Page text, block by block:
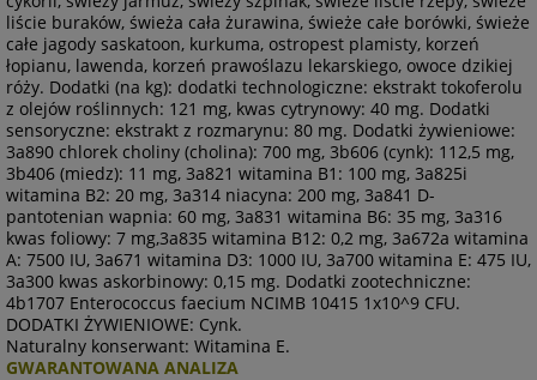
liście buraków, świeża cała żurawina, świeże całe borówki, świeże
całe jagody saskatoon, kurkuma, ostropest plamisty, korzeń
łopianu, lawenda, korzeń prawoślazu lekarskiego, owoce dzikiej
róży. Dodatki (na kg): dodatki technologiczne: ekstrakt tokoferolu
z olejów roślinnych: 121 mg, kwas cytrynowy: 40 mg. Dodatki
sensoryczne: ekstrakt z rozmarynu: 80 mg. Dodatki żywieniowe:
3a890 chlorek choliny (cholina): 700 mg, 3b606 (cynk): 112,5 mg,
3b406 (miedz): 11 mg, 3a821 witamina B1: 100 mg, 3a825i
witamina B2: 20 mg, 3a314 niacyna: 200 mg, 3a841 D-
pantotenian wapnia: 60 mg, 3a831 witamina B6: 35 mg, 3a316
kwas foliowy: 7 mg,3a835 witamina B12: 0,2 mg, 3a672a witamina
A: 7500 IU, 3a671 witamina D3: 1000 IU, 3a700 witamina E: 475 IU,
3a300 kwas askorbinowy: 0,15 mg. Dodatki zootechniczne:
4b1707 Enterococcus faecium NCIMB 10415 1x10^9 CFU.
DODATKI ŻYWIENIOWE: Cynk.
Naturalny konserwant: Witamina E.
GWARANTOWANA ANALIZA